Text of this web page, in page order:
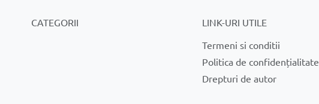
CATEGORII
LINK-URI UTILE
Termeni si conditii
Politica de confidențialitate
Drepturi de autor